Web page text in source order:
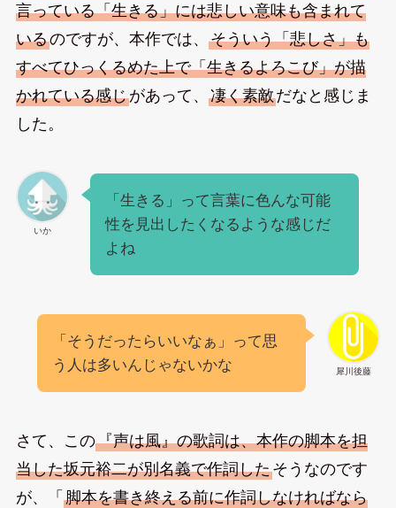
言っている「生きる」には悲しい意味も含まれて
いるのですが、本作では、 そういう「悲しさ」も
すべてひっくるめた上で「生きるよろこび」が描
かれている感じがあって、 凄く素敵だなと感じま
した。
いか
「生きる」って言葉に色んな可能
性を見出したくなるような感じだ
よね
犀川後藤
「そうだったらいいなぁ」って思
う人は多いんじゃないかな
さて、この『声は風』の歌詞は、本作の脚本を担
当した坂元裕二が別名義で作詞したそうなのです
が、「 脚本を書き終える前に作詞しなければなら